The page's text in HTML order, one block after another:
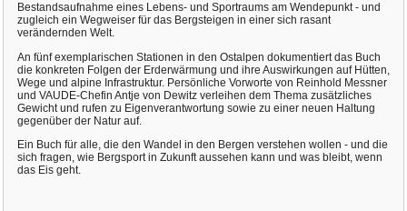
Bestandsaufnahme eines Lebens- und Sportraums am Wendepunkt - und
zugleich ein Wegweiser für das Bergsteigen in einer sich rasant
verändernden Welt.
An fünf exemplarischen Stationen in den Ostalpen dokumentiert das Buch
die konkreten Folgen der Erderwärmung und ihre Auswirkungen auf Hütten,
Wege und alpine Infrastruktur. Persönliche Vorworte von Reinhold Messner
und VAUDE-Chefin Antje von Dewitz verleihen dem Thema zusätzliches
Gewicht und rufen zu Eigenverantwortung sowie zu einer neuen Haltung
gegenüber der Natur auf.
Ein Buch für alle, die den Wandel in den Bergen verstehen wollen - und die
sich fragen, wie Bergsport in Zukunft aussehen kann und was bleibt, wenn
das Eis geht.